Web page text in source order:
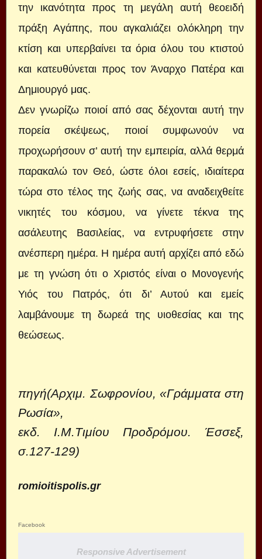
την ικανότητα προς τη μεγάλη αυτή θεοειδή
πράξη Αγάπης, που αγκαλιάζει ολόκληρη την
κτίση και υπερβαίνει τα όρια όλου του κτιστού
και κατευθύνεται προς τον Άναρχο Πατέρα και
Δημιουργό μας.
Δεν γνωρίζω ποιοί από σας δέχονται αυτή την
πορεία σκέψεως, ποιοί συμφωνούν να
προχωρήσουν σ’ αυτή την εμπειρία, αλλά θερμά
παρακαλώ τον Θεό, ώστε όλοι εσείς, ιδιαίτερα
τώρα στο τέλος της ζωής σας, να αναδειχθείτε
νικητές του κόσμου, να γίνετε τέκνα της
ασάλευτης Βασιλείας, να εντρυφήσετε στην
ανέσπερη ημέρα. Η ημέρα αυτή αρχίζει από εδώ
με τη γνώση ότι ο Χριστός είναι ο Μονογενής
Υιός του Πατρός, ότι δι’ Αυτού και εμείς
λαμβάνουμε τη δωρεά της υιοθεσίας και της
θεώσεως.
πηγή(Αρχιμ. Σωφρονίου, «Γράμματα στη
Ρωσία»,
εκδ. Ι.Μ.Τιμίου Προδρόμου. Έσσεξ,
σ.127-129)
romioitispolis.gr
Facebook
Responsive Advertisement